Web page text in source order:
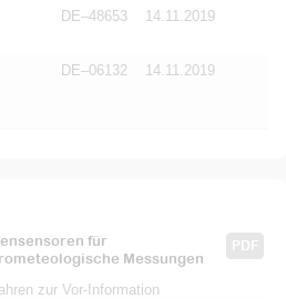
DE–48653 14.11.2019
DE–06132 14.11.2019
PDF
für
Messungen
zur Vor-Information